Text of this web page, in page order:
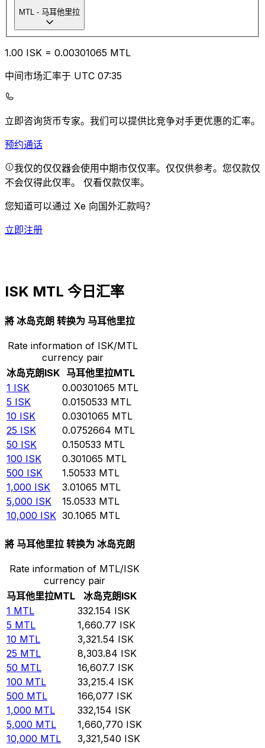
MTL - 马耳他里拉
1.00 ISK = 0.00301065 MTL
中间市场汇率于 UTC 07:35
立即咨询货币专家。 我们可以提供比竞争对手更优惠的汇率。
预约通话
我仅的仅仅器会使用中期市仅仅率。仅仅供参考。您仅款仅
不会仅得此仅率。 仅看仅款仅率。
您知道可以通过 Xe 向国外汇款吗？
立即注册
ISK MTL 今日汇率
將 冰岛克朗 转换为 马耳他里拉
Rate information of ISK/MTL
currency pair
冰岛克朗ISK 马耳他里拉MTL
1 ISK 0.00301065 MTL
5 ISK 0.0150533 MTL
10 ISK 0.0301065 MTL
25 ISK 0.0752664 MTL
50 ISK 0.150533 MTL
100 ISK 0.301065 MTL
500 ISK 1.50533 MTL
1,000 ISK 3.01065 MTL
5,000 ISK 15.0533 MTL
10,000 ISK 30.1065 MTL
將 马耳他里拉 转换为 冰岛克朗
Rate information of MTL/ISK
currency pair
马耳他里拉MTL 冰岛克朗ISK
1 MTL 332.154 ISK
5 MTL 1,660.77 ISK
10 MTL 3,321.54 ISK
25 MTL 8,303.84 ISK
50 MTL 16,607.7 ISK
100 MTL 33,215.4 ISK
500 MTL 166,077 ISK
1,000 MTL 332,154 ISK
5,000 MTL 1,660,770 ISK
10,000 MTL 3,321,540 ISK